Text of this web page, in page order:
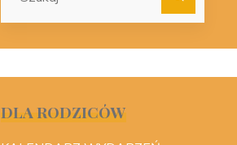
DLA RODZICÓW